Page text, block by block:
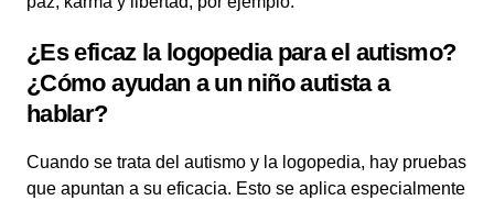
¿Es eficaz la logopedia para el autismo?
¿Cómo ayudan a un niño autista a
hablar?
Cuando se trata del autismo y la logopedia, hay pruebas
que apuntan a su eficacia. Esto se aplica especialmente